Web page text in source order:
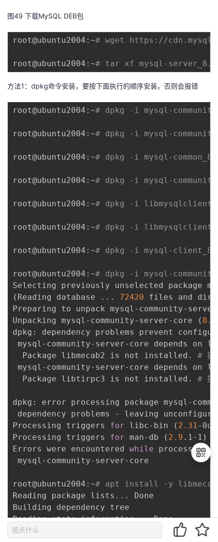
图49 下载MySQL DEB包
root@ubuntu2004:~# wget https://
root@ubuntu2004:~# tar xf mysql-
方法1：dpkg命令安装，要按下面执行的顺序安装，否则会报错
root@ubuntu2004:~# dpkg -i mysql-
root@ubuntu2004:~# dpkg -i mysql-
root@ubuntu2004:~# dpkg -i mysql-
root@ubuntu2004:~# dpkg -i mysql-
root@ubuntu2004:~# dpkg -i
root@ubuntu2004:~# dpkg -i libmysqlclient-
root@ubuntu2004:~# dpkg -i mysql-
root@ubuntu2004:~# dpkg -i mysql-
( Reading database .. . 72420 files and
Preparing to unpack mysql-community-
Unpacking mysql-community-server-core
( 8.0
dpkg: dependency problems prevent
mysql-community-server-core depends on
  Package libmecab2 is not installed.
# 提
mysql-community-server-core depends
  Package libtirpc3 is not installed.
# 提
dpkg: error processing package mysql-
dependency problems - leaving
Processing triggers for libc-bin ( 2.31-
Processing triggers for man-db ( 2.9 .1-1 )
Errors were encountered while processing:
mysql-community-server-core
root@ubuntu2004:~# apt install -y
Reading package lists .. . Done
Building dependency tree
Reading state information... Done
You might want to run
'apt --fix-broken